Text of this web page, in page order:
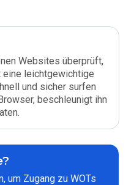
Websites überprüft,
eine leichtgewichtige
und sicher surfen
beschleunigt ihn
um Zugang zu WOTs